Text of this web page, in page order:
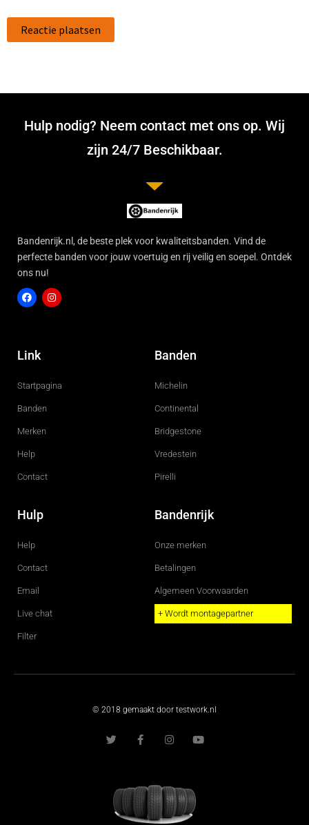
Hulp nodig? Neem contact met ons op. Wij
zijn 24/7 Beschikbaar.
Bandenrijk.nl, de beste plek voor kwaliteitsbanden. Vind de
perfecte banden voor jouw voertuig en rij veilig en soepel. Ontdek
ons nu!
c
e
o
g
r
Link
Startpagina
Banden
Merken
Help
Contact
Banden
Michelin
Continental
Bridgestone
Vredestein
Pirelli
Hulp
Help
Contact
Email
Live chat
Filter
Bandenrijk
Onze merken
Betalingen
Algemeen Voorwaarden
+ Wordt montagepartner
© 2018 gemaakt door testwork.nl
w
i
a
c
o
k
-
f
n
s
r
a
m
o
u